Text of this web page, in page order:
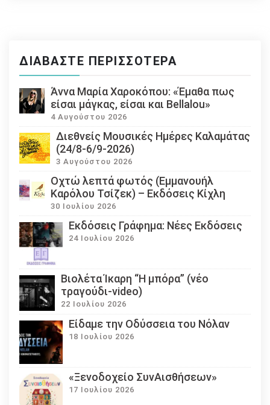
ΔΙΑΒΆΣΤΕ ΠΕΡΙΣΣΌΤΕΡΑ
Άννα Μαρία Χαροκόπου: «Έμαθα πως
είσαι μάγκας, είσαι και Bellalou»
4 Αυγούστου 2026
Διεθνείς Μουσικές Ημέρες Καλαμάτας
(24/8-6/9-2026)
3 Αυγούστου 2026
Οχτώ λεπτά φωτός (Εμμανουήλ
Καρόλου Τσίζεκ) – Εκδόσεις Κίχλη
30 Ιουλίου 2026
Εκδόσεις Γράφημα: Νέες Εκδόσεις
24 Ιουλίου 2026
Βιολέτα Ίκαρη “Η μπόρα” (νέο
τραγούδι-video)
22 Ιουλίου 2026
Eίδαμε την Οδύσσεια του Νόλαν
18 Ιουλίου 2026
«Ξενοδοχείο ΣυνΑισθήσεων»
17 Ιουλίου 2026